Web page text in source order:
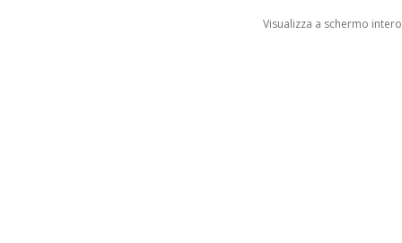
Visualizza a schermo intero